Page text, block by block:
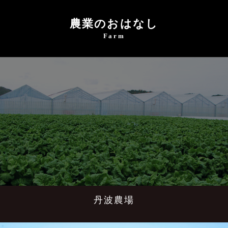
農業のおはなし
Farm
丹波農場